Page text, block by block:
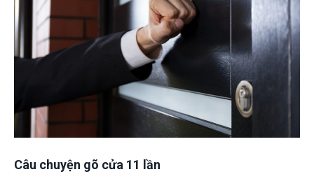
Câu chuyện gõ cửa 11 lần